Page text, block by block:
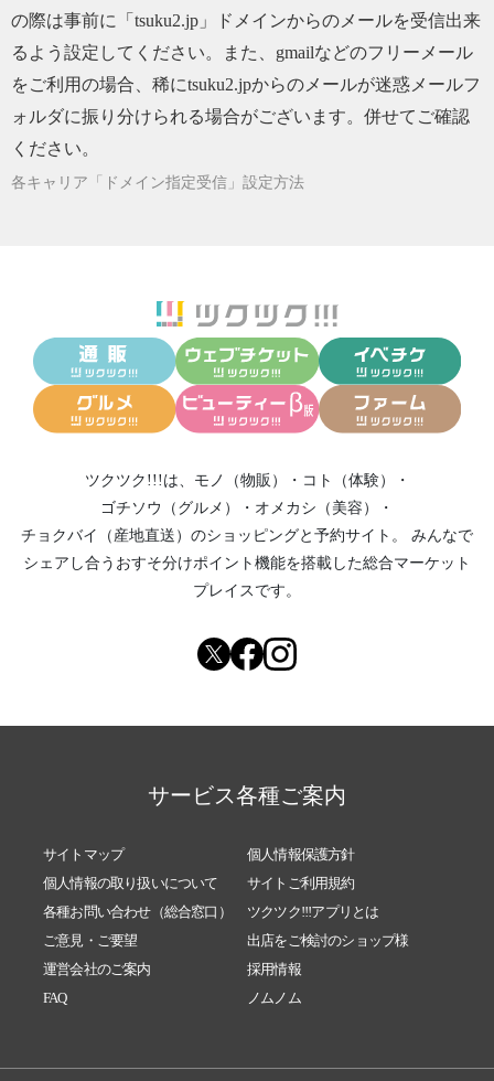
の際は事前に「tsuku2.jp」ドメインからのメールを受信出来
るよう設定してください。また、gmailなどのフリーメール
をご利用の場合、稀にtsuku2.jpからのメールが迷惑メールフ
ォルダに振り分けられる場合がございます。併せてご確認
ください。
各キャリア「ドメイン指定受信」設定方法
ツクツク!!!は、 モノ（物販） ・ コト（体験）
・
ゴチソウ（グルメ）
・ オメカシ（美容）
・
チョクバイ（産地直送） のショッピングと予約サイト。
みんなで
シェアし合う おすそ分けポイント機能を搭載した総合マーケット
プレイスです。
サービス各種ご案内
サイトマップ
個人情報保護方針
個人情報の取り扱いについて
サイトご利用規約
各種お問い合わせ（総合窓口）
ツクツク!!!アプリとは
ご意見・ご要望
出店をご検討のショップ様
運営会社のご案内
採用情報
FAQ
ノムノム